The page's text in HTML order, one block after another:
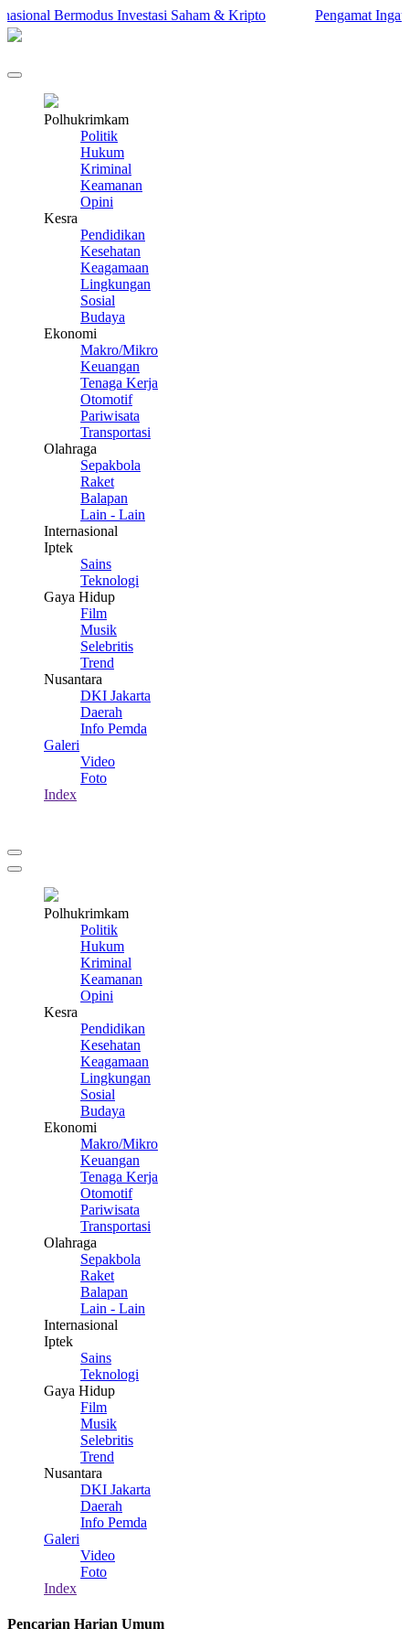
Bermodus Investasi Saham & Kripto Pengamat Ingatkan
Polhukrimkam
Politik
Hukum
Kriminal
Keamanan
Opini
Kesra
Pendidikan
Kesehatan
Keagamaan
Lingkungan
Sosial
Budaya
Ekonomi
Makro/Mikro
Keuangan
Tenaga Kerja
Otomotif
Pariwisata
Transportasi
Olahraga
Sepakbola
Raket
Balapan
Lain - Lain
Internasional
Iptek
Sains
Teknologi
Gaya Hidup
Film
Musik
Selebritis
Trend
Nusantara
DKI Jakarta
Daerah
Info Pemda
Galeri
Video
Foto
Index
Polhukrimkam
Politik
Hukum
Kriminal
Keamanan
Opini
Kesra
Pendidikan
Kesehatan
Keagamaan
Lingkungan
Sosial
Budaya
Ekonomi
Makro/Mikro
Keuangan
Tenaga Kerja
Otomotif
Pariwisata
Transportasi
Olahraga
Sepakbola
Raket
Balapan
Lain - Lain
Internasional
Iptek
Sains
Teknologi
Gaya Hidup
Film
Musik
Selebritis
Trend
Nusantara
DKI Jakarta
Daerah
Info Pemda
Galeri
Video
Foto
Index
Pencarian Harian Umum